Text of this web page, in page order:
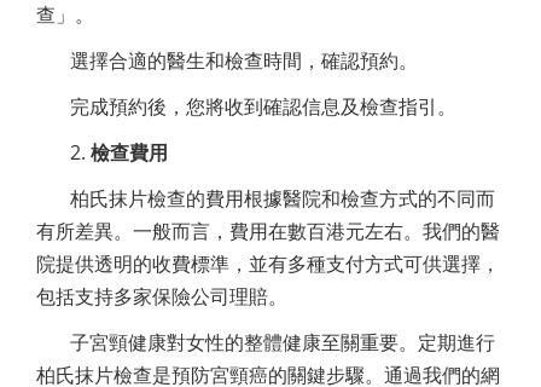
查」。
選擇合適的醫生和檢查時間，確認預約。
完成預約後，您將收到確認信息及檢查指引。
2. 檢查費用
柏氏抹片檢查的費用根據醫院和檢查方式的不同而
有所差異。一般而言，費用在數百港元左右。我們的醫
院提供透明的收費標準，並有多種支付方式可供選擇，
包括支持多家保險公司理賠。
子宮頸健康對女性的整體健康至關重要。定期進行
柏氏抹片檢查是預防宮頸癌的關鍵步驟。通過我們的網